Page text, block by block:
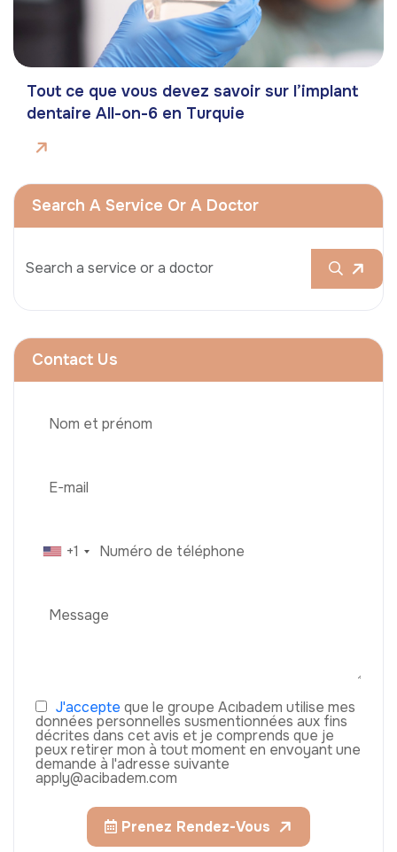
Tout ce que vous devez savoir sur l’implant
dentaire All-on-6 en Turquie
Search A Service Or A Doctor
Contact Us
+1
J'accepte que le groupe Acıbadem utilise mes
données personnelles susmentionnées aux fins
décrites dans cet avis et je comprends que je
peux retirer mon à tout moment en envoyant une
demande à l'adresse suivante
apply@acibadem.com
Prenez Rendez-Vous